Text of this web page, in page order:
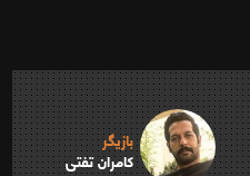
بازیگر
کامران تفتی